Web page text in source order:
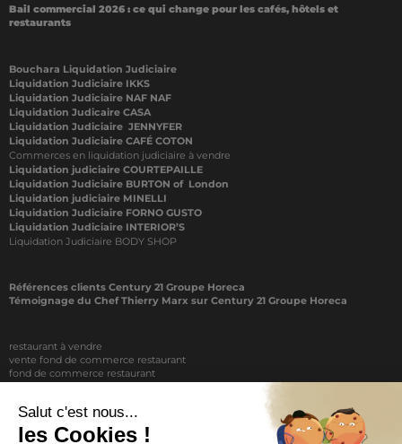
Bail commercial 2026 : ce qui change pour les cafés, hôtels et
restaurants
Bouchara Liquidation Judiciaire
Liquidation Judiciaire IKKS
Liquidation Judiciaire NAF NAF
Liquidation Judicaire CASA
Liquidation Judiciaire JENNYFER
Liquidation Judiciaire CAFÉ COTON
Commerces en liquidation judiciaire à vendre
Liquidation judiciaire COURTEPAILLE
Liquidation Judiciaire BURTON of London
Liquidation judiciaire MINELLI
Liquidation Judiciaire FORNO GUSTO
Liquidation Judiciaire INTERIOR’S
Liquidation Judiciaire BODY SHOP
Références clients Century 21 Groupe Horeca
Témoignage du Chef Thierry Marx sur Century 21 Groupe Horeca
restaurant à vendre
vente fond de commerce restaurant
fond de commerce restaurant
vente de fond de commerce restaurant
acheter restaurant
restaurant vendre